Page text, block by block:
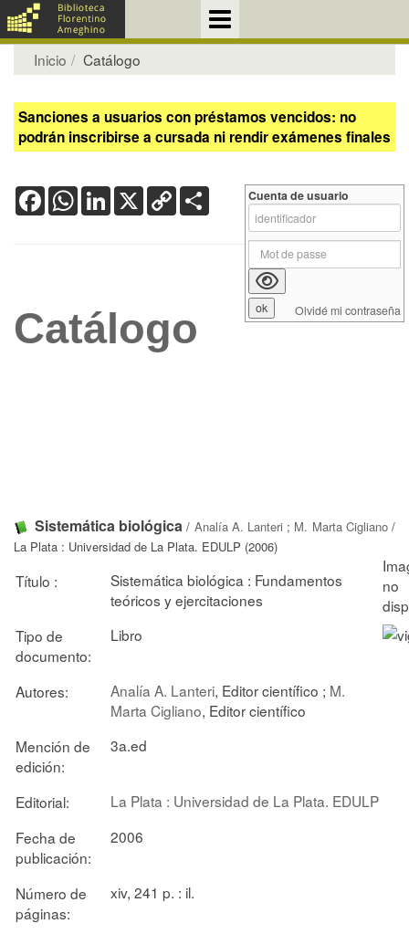
Inicio Catálogo
Sanciones a usuarios con préstamos vencidos: no
podrán inscribirse a cursada ni rendir exámenes finales
FacebookWhatsApp
LinkedIn
X Copy
Link
Catálogo
Sistemática biológica / Analía A. Lanteri ; M. Marta Cigliano/
La Plata : Universidad de La Plata. EDULP (2006)
Título :
Sistemática biológica : Fundamentos
teóricos y ejercitaciones
Tipo de
documento:
Libro
Autores: Analía A. Lanteri, Editor científico ; M.
Marta Cigliano, Editor científico
Mención de
edición:
3a.ed
Editorial:
La Plata : Universidad de La Plata. EDULP
Fecha de
publicación:
2006
Número de
páginas:
xiv, 241 p. : il.
Cuenta de usuario
Olvidé mi contraseña